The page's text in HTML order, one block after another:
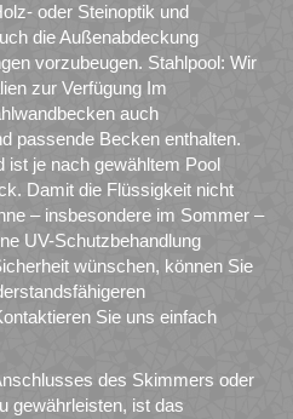
oder Steinoptik und
die Außenabdeckung
vorzubeugen. Stahlpool: Wir
zur Verfügung Im
auch
passende Becken enthalten.
je nach gewähltem Pool
Damit die Flüssigkeit nicht
– insbesondere im Sommer –
UV-Schutzbehandlung
wünschen, können Sie
Sie uns einfach
des Skimmers oder
gewährleisten, ist das